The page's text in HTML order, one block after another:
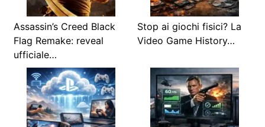
Assassin’s Creed Black
Flag Remake: reveal
ufficiale…
Stop ai giochi fisici? La
Video Game History…